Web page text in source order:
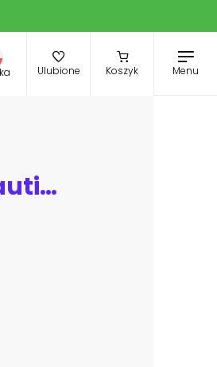
Ulubione Koszyk Menu
Fashion portrait of beautiful brunette woman wearing luxury jewelry